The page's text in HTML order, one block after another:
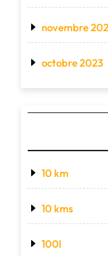
novembre
octobre 2023
10 km
10 kms
100l